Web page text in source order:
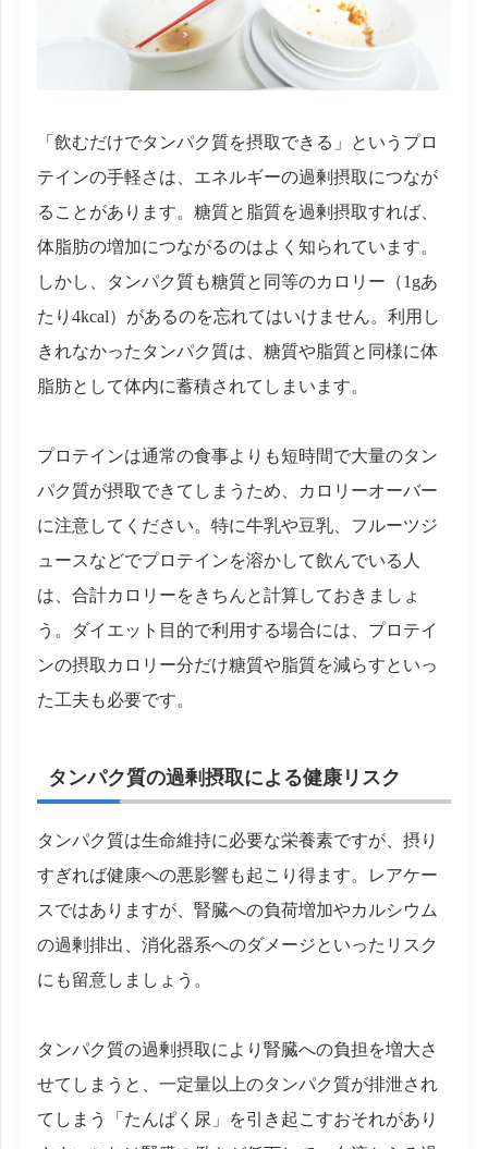
「飲むだけでタンパク質を摂取できる」というプロ
テインの手軽さは、エネルギーの過剰摂取につなが
ることがあります。糖質と脂質を過剰摂取すれば、
体脂肪の増加につながるのはよく知られています。
しかし、タンパク質も糖質と同等のカロリー（1gあ
たり4kcal）があるのを忘れてはいけません。利用し
きれなかったタンパク質は、糖質や脂質と同様に体
脂肪として体内に蓄積されてしまいます。
プロテインは通常の食事よりも短時間で大量のタン
パク質が摂取できてしまうため、カロリーオーバー
に注意してください。特に牛乳や豆乳、フルーツジ
ュースなどでプロテインを溶かして飲んでいる人
は、合計カロリーをきちんと計算しておきましょ
う。ダイエット目的で利用する場合には、プロテイ
ンの摂取カロリー分だけ糖質や脂質を減らすといっ
た工夫も必要です。
タンパク質の過剰摂取による健康リスク
タンパク質は生命維持に必要な栄養素ですが、摂り
すぎれば健康への悪影響も起こり得ます。レアケー
スではありますが、腎臓への負荷増加やカルシウム
の過剰排出、消化器系へのダメージといったリスク
にも留意しましょう。
タンパク質の過剰摂取により腎臓への負担を増大さ
せてしまうと、一定量以上のタンパク質が排泄され
てしまう「たんぱく尿」を引き起こすおそれがあり